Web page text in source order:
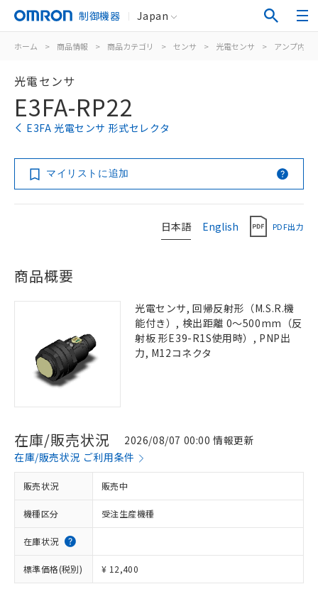
制御機器 Japan
ホーム > 商品情報 > 商品カテゴリ > センサ > 光電センサ > アンプ内蔵
光電センサ
E3FA-RP22
E3FA 光電センサ 形式セレクタ
マイリストに追加
日本語 English PDF出力
商品概要
光電センサ, 回帰反射形（M.S.R.機
能付き）, 検出距離 0～500mm（反
射板 形E39-R1S使用時）, PNP出
力, M12コネクタ
在庫/販売状況
2026/08/07 00:00 情報更新
在庫/販売状況 ご利用条件
販売状況 販売中
機種区分 受注生産機種
在庫状況
標準価格(税別) ¥ 12,400